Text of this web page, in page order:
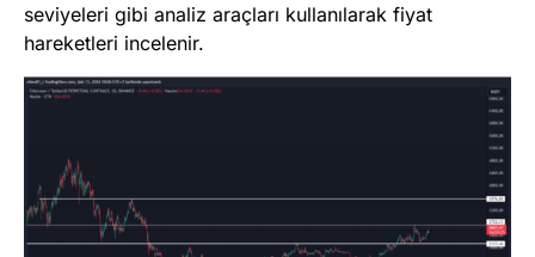
seviyeleri gibi analiz araçları kullanılarak fiyat
hareketleri incelenir.